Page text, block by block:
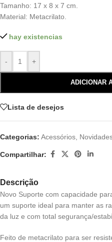
Tamanho: 17 x 8 x 7 cm.
Material: Metacrilato.
hay existencias
- +
ADICIONAR
Lista de desejos
Categorias: Acessórios
Compartilhar:
Descrição
Novo Suporte com capacidade
um suporte ideal para manter as
da luz e com total segurança/
Feito de metacrilato para ser